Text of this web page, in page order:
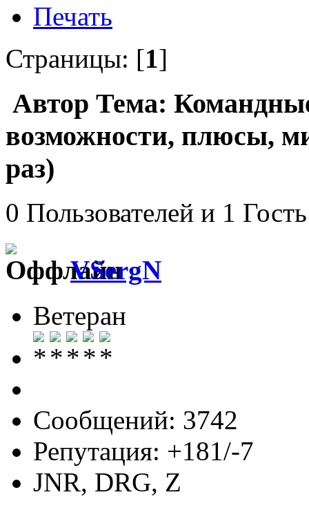
Печать
Страницы: [1]
Автор Тема:
возможности, плюсы,
раз)
0 Пользователей и 1
VSergN
Ветеран
Сообщений: 3742
Репутация: +181/-7
JNR, DRG, Z